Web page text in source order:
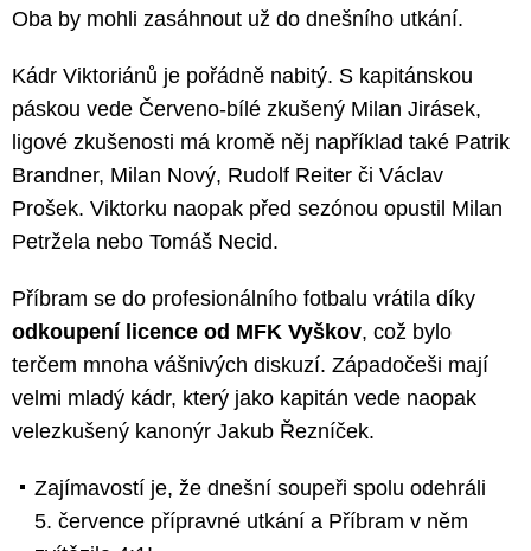
Oba by mohli zasáhnout už do dnešního utkání.
Kádr Viktoriánů je pořádně nabitý. S kapitánskou
páskou vede Červeno-bílé zkušený Milan Jirásek,
ligové zkušenosti má kromě něj například také Patrik
Brandner, Milan Nový, Rudolf Reiter či Václav
Prošek. Viktorku naopak před sezónou opustil Milan
Petržela nebo Tomáš Necid.
Příbram se do profesionálního fotbalu vrátila díky
odkoupení licence od MFK Vyškov, což bylo
terčem mnoha vášnivých diskuzí. Západočeši mají
velmi mladý kádr, který jako kapitán vede naopak
velezkušený kanonýr Jakub Řezníček.
Zajímavostí je, že dnešní soupeři spolu odehráli
5. července přípravné utkání a Příbram v něm